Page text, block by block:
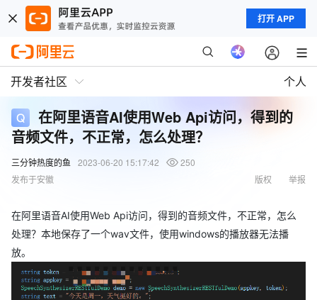
打开 APP
开发者社区 个人
在阿里语音AI使用Web Api访问，得到的
音频文件，不正常，怎么处理？
三分钟热度的鱼 2023-06-20 15:17:42
250
发布于安徽
举报
版权
在阿里语音AI使用Web Api访问，得到的音频文件，不正常，怎么
处理？本地保存了一个wav文件，使用windows的播放器无法播
放。